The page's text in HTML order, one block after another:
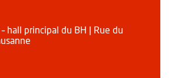
– hall principal du BH | Rue du